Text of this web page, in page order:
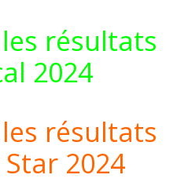
résultats
2024
résultats
2024